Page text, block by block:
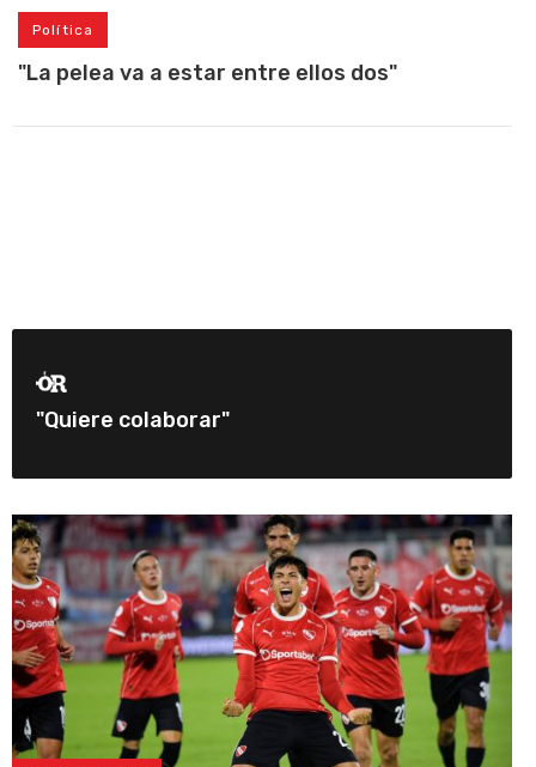
Política
"La pelea va a estar entre ellos dos"
"Quiere colaborar"